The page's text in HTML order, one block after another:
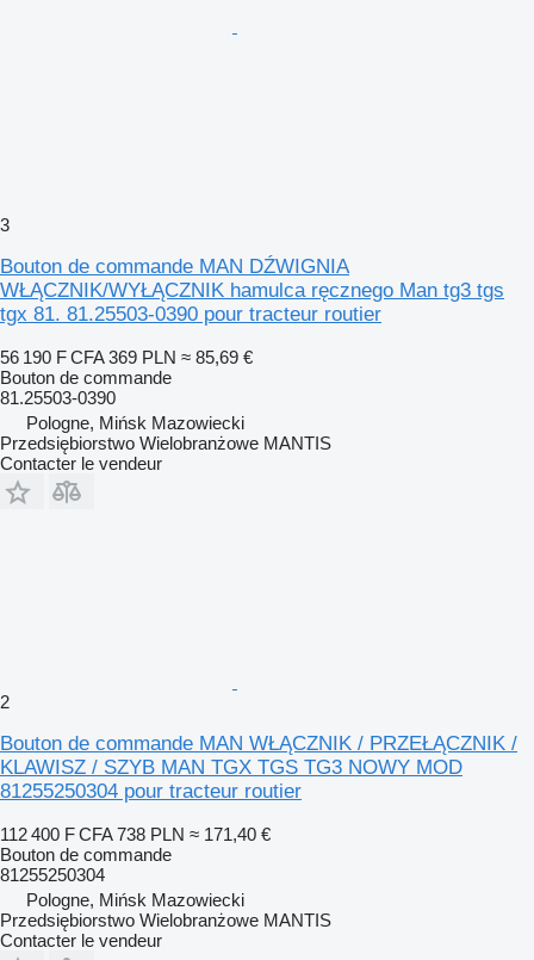
3
Bouton de commande MAN DŹWIGNIA
WŁĄCZNIK/WYŁĄCZNIK hamulca ręcznego Man tg3 tgs
tgx 81. 81.25503-0390 pour tracteur routier
56 190 F CFA 369 PLN ≈ 85,69 €
Bouton de commande
81.25503-0390
Pologne, Mińsk Mazowiecki
Przedsiębiorstwo Wielobranżowe MANTIS
Contacter le vendeur
2
Bouton de commande MAN WŁĄCZNIK / PRZEŁĄCZNIK /
KLAWISZ / SZYB MAN TGX TGS TG3 NOWY MOD
81255250304 pour tracteur routier
112 400 F CFA 738 PLN ≈ 171,40 €
Bouton de commande
81255250304
Pologne, Mińsk Mazowiecki
Przedsiębiorstwo Wielobranżowe MANTIS
Contacter le vendeur